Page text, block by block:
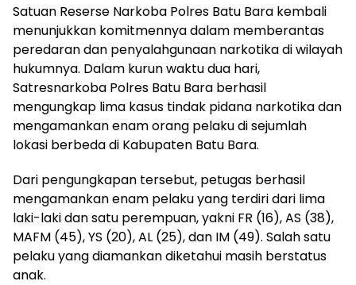
Satuan Reserse Narkoba Polres Batu Bara kembali
menunjukkan komitmennya dalam memberantas
peredaran dan penyalahgunaan narkotika di wilayah
hukumnya. Dalam kurun waktu dua hari,
Satresnarkoba Polres Batu Bara berhasil
mengungkap lima kasus tindak pidana narkotika dan
mengamankan enam orang pelaku di sejumlah
lokasi berbeda di Kabupaten Batu Bara.
Dari pengungkapan tersebut, petugas berhasil
mengamankan enam pelaku yang terdiri dari lima
laki-laki dan satu perempuan, yakni FR (16), AS (38),
MAFM (45), YS (20), AL (25), dan IM (49). Salah satu
pelaku yang diamankan diketahui masih berstatus
anak.